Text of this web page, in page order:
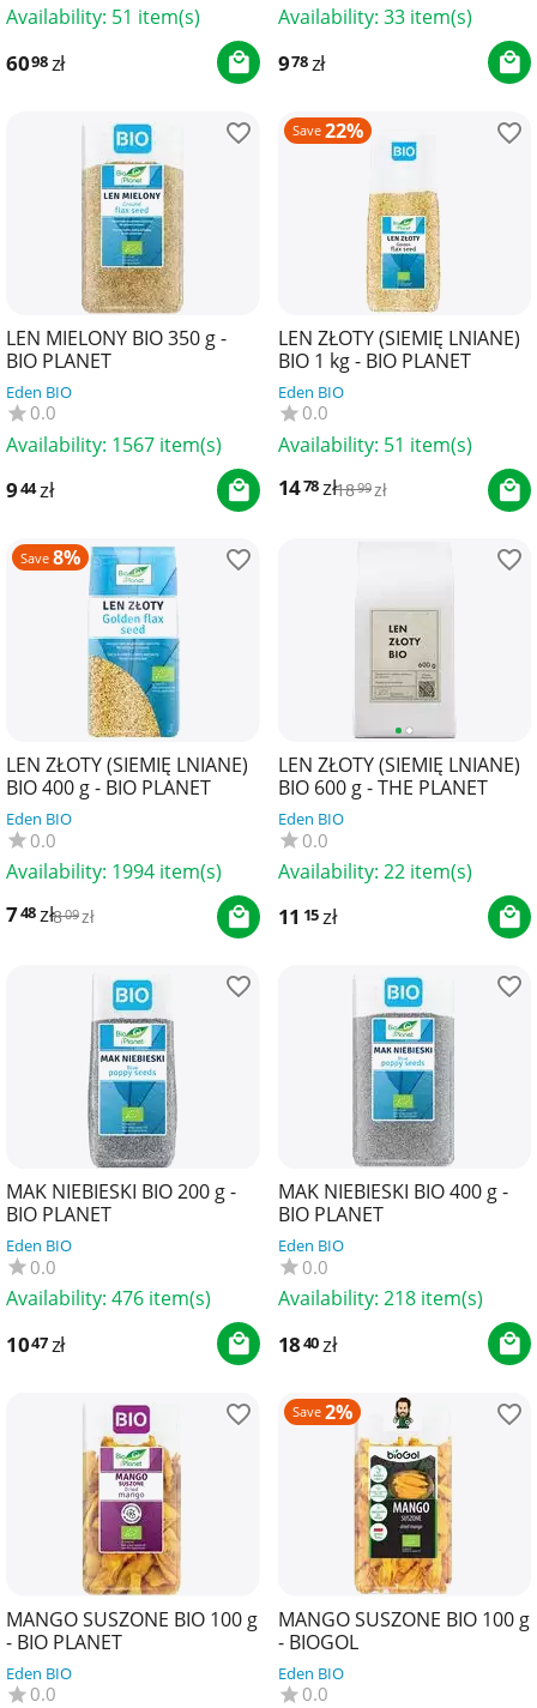
Availability: 51 item(s)
6098zł
Availability: 33 item(s)
978zł
LEN MIELONY BIO 350 g -
BIO PLANET
Eden BIO
0.0
Availability: 1567 item(s)
944zł
Save 22%
LEN ZŁOTY (SIEMIĘ LNIANE)
BIO 1 kg - BIO PLANET
Eden BIO
0.0
Availability: 51 item(s)
1478zł1899 zł
Save 8%
LEN ZŁOTY (SIEMIĘ LNIANE)
BIO 400 g - BIO PLANET
Eden BIO
0.0
Availability: 1994 item(s)
748zł809zł
LEN ZŁOTY (SIEMIĘ LNIANE)
BIO 600 g - THE PLANET
Eden BIO
0.0
Availability: 22 item(s)
11 15zł
MAK NIEBIESKI BIO 200 g -
BIO PLANET
Eden BIO
0.0
Availability: 476 item(s)
1047 zł
MAK NIEBIESKI BIO 400 g -
BIO PLANET
Eden BIO
0.0
Availability: 218 item(s)
1840 zł
MANGO SUSZONE BIO 100 g
- BIO PLANET
Eden BIO
0.0
Save 2%
MANGO SUSZONE BIO 100 g
- BIOGOL
Eden BIO
0.0